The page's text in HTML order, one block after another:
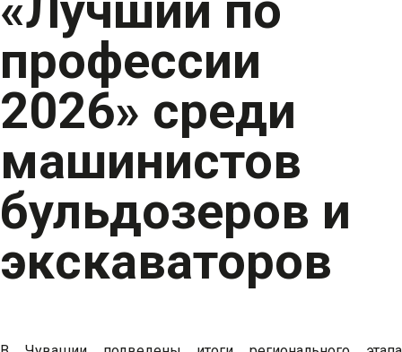
профессии
2026» среди
машинистов
бульдозеров и
экскаваторов